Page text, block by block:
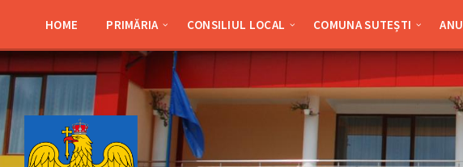
sidebar
sidebar
HOME PRIMĂRIA CONSILIUL LOCAL COMUNA SUTEȘTI